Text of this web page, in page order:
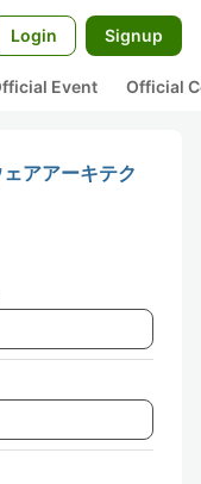
Login Signup
Event Official
アアーキテク